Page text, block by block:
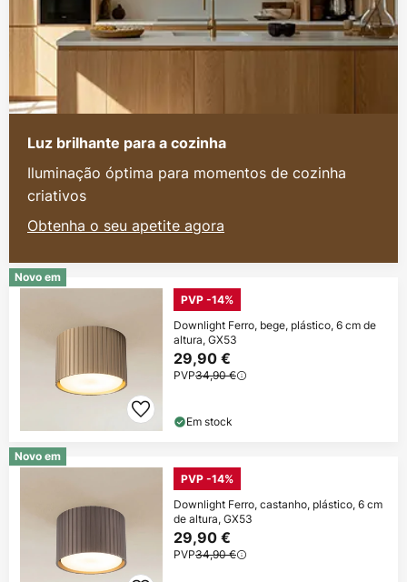
Luz brilhante para a cozinha
Iluminação óptima para momentos de cozinha
criativos
Obtenha o seu apetite agora
Novo em
PVP -14%
Downlight Ferro, bege, plástico, 6 cm de
altura, GX53
29,90 €
PVP34,90 €
Em stock
Novo em
PVP -14%
Downlight Ferro, castanho, plástico, 6 cm
de altura, GX53
29,90 €
PVP34,90 €